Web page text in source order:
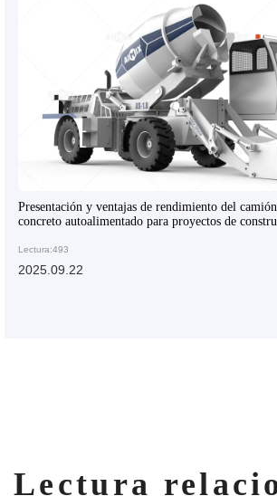
Presentación y ventajas de rendimiento del
concreto autoalimentado para proyectos de
Lectura:493
2025.09.22
Lectura